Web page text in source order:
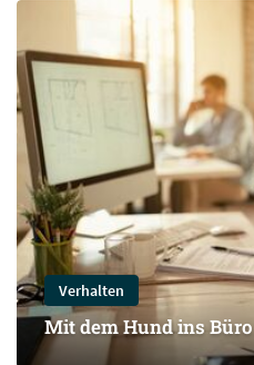
Verhalten
Mit dem Hund ins Büro